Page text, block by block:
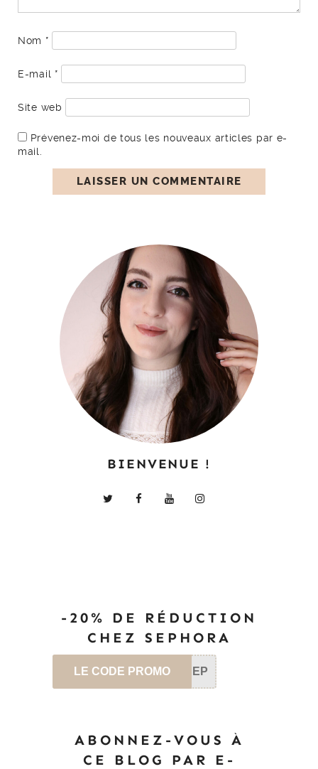
Nom *
E-mail *
Site web
Prévenez-moi de tous les nouveaux articles par e-
mail.
BIENVENUE !
-20% DE RÉDUCTION
CHEZ SEPHORA
LE CODE PROMO SEP
ABONNEZ-VOUS À
CE BLOG PAR E-